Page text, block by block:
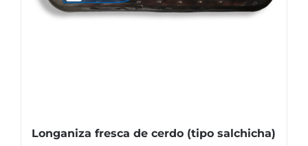
Longaniza fresca de cerdo (tipo salchicha)